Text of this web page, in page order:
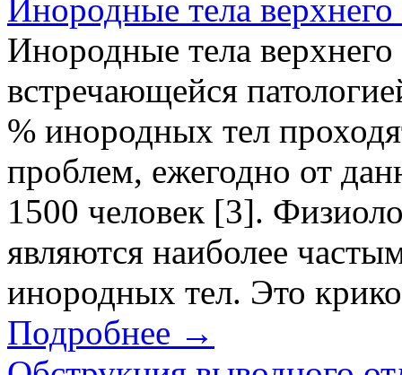
Инородные тела
Инородные тела
встречающейся
% инородных тел
проблем, ежегодно от
1500 человек [3].
являются наиболее
инородных тел. Это
Подробнее →